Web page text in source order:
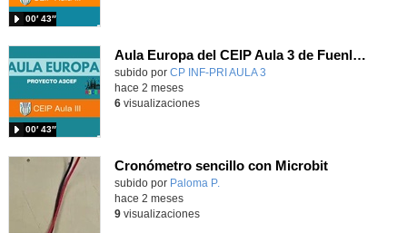
00′ 43″
Aula Europa del CEIP Aula 3 de Fuenlabrada
Contenido educativo.
subido por CP INF-PRI AULA 3
00′ 43″
hace 2 meses
6visualizaciones
Cronómetro sencillo con Microbit
Contenido educativo.
subido por Paloma P.
hace 2 meses
9visualizaciones